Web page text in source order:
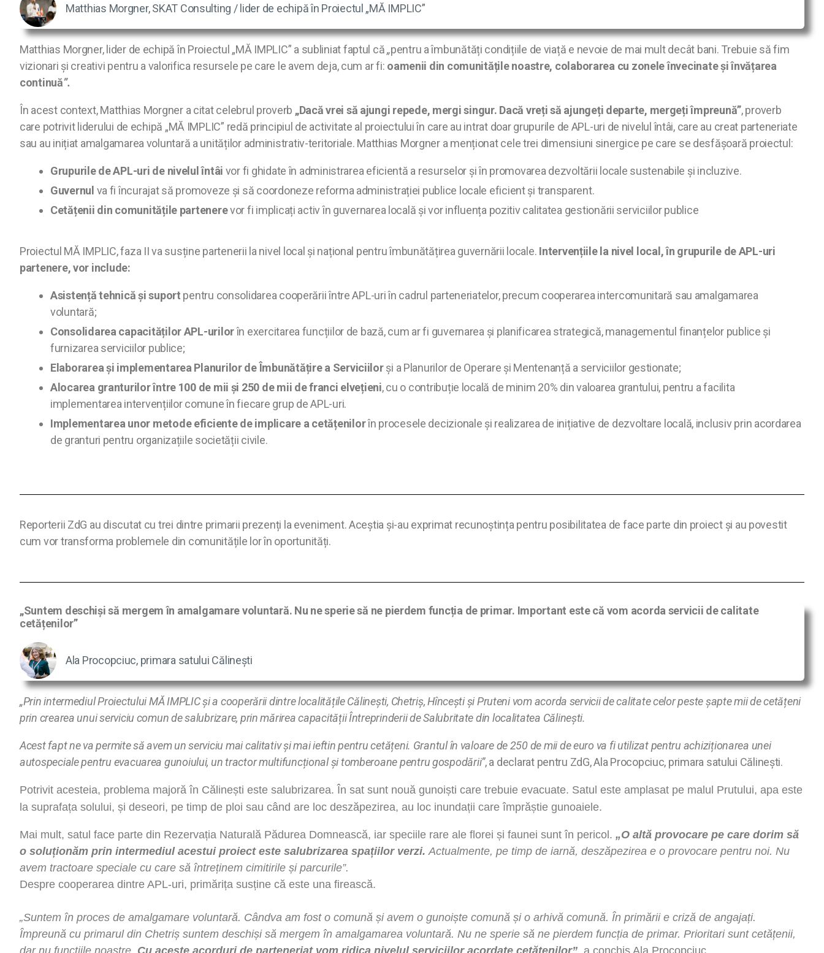
Matthias Morgner, SKAT Consulting / lider de echipă în Proiectul „MĂ IMPLIC”
Matthias Morgner, lider de echipă în Proiectul „MĂ IMPLIC” a subliniat faptul că„pentru a îmbunătăți condițiile de viață e nevoie de mai mult decât bani. Trebuie să fim
vizionari și creativi pentru a valorifica resursele pe care le avem deja, cum ar fi: oamenii din comunitățile noastre, colaborarea cu zonele învecinate și învățarea
continuă”.
În acest context, Matthias Morgner a citat celebrul proverb „Dacă vrei să ajungi repede, mergi singur. Dacă vreți să ajungeți departe, mergeți împreună”, proverb
care potrivit liderului de echipă „MĂ IMPLIC” redă principiul de activitate al proiectului în care au intrat doar grupurile de APL-uri de nivelul întâi, care au creat parteneriate
sau au inițiat amalgamarea voluntară a unităților administrativ-teritoriale. Matthias Morgner a menționat cele trei dimensiuni sinergice pe care se desfășoară proiectul:
Grupurile de APL-uri de nivelul întâi vor fi ghidate în administrarea eficientă a resurselor și în promovarea dezvoltării locale sustenabile și incluzive.
Guvernul va fi încurajat să promoveze și să coordoneze reforma administrației publice locale eficient și transparent.
Cetățenii din comunitățile partenerevor fi implicați activ în guvernarea locală și vor influența pozitiv calitatea gestionării serviciilor publice
Proiectul MĂ IMPLIC, faza II va susține partenerii la nivel local și național pentru îmbunătățirea guvernării locale. Intervențiile la nivel local, în grupurile de APL-uri
partenere, vor include:
Asistență tehnică și suport pentru consolidarea cooperării între APL-uri în cadrul parteneriatelor, precum cooperarea intercomunitară sau amalgamarea
voluntară;
Consolidarea capacităților APL-urilorîn exercitarea funcțiilor de bază, cum ar fi guvernarea și planificarea strategică, managementul finanțelor publice și
furnizarea serviciilor publice;
Elaborarea și implementarea Planurilor de Îmbunătățire a Serviciilorși a Planurilor de Operare și Mentenanță a serviciilor gestionate;
Alocarea granturilor între 100 de mii și 250 de mii de franci elvețieni, cu o contribuție locală de minim 20% din valoarea grantului, pentru a facilita
implementarea intervențiilor comune în fiecare grup de APL-uri.
Implementarea unor metode eficiente de implicare a cetățenilorîn procesele decizionale și realizarea de inițiative de dezvoltare locală, inclusiv prin acordarea
de granturi pentru organizațiile societății civile.
Reporterii ZdG au discutat cu trei dintre primarii prezenți la eveniment. Aceștia și-au exprimat recunoștința pentru posibilitatea de face parte din proiect și au povestit
cum vor transforma problemele din comunitățile lor în oportunități.
„Suntem deschiși să mergem în amalgamare voluntară. Nu ne sperie să ne pierdem funcția de primar. Important este că vom acorda servicii de calitate
cetățenilor”
Ala Procopciuc, primara satului Călinești
„Prin intermediul Proiectului MĂ IMPLIC și a cooperării dintre localitățile Călinești, Chetriș, Hîncești și Pruteni vom acorda servicii de calitate celor peste șapte mii de cetățeni
prin crearea unui serviciu comun de salubrizare, prin mărirea capacității Întreprinderii de Salubritate din localitatea Călinești.
Acest fapt ne va permite să avem un serviciu mai calitativ și mai ieftin pentru cetățeni. Grantul în valoare de 250 de mii de euro va fi utilizat pentru achiziționarea unei
autospeciale pentru evacuarea gunoiului, un tractor multifuncțional și tomberoane pentru gospodării”, a declarat pentru ZdG, Ala Procopciuc, primara satului Călinești.
Potrivit acesteia, problema majoră în Călinești este salubrizarea. În sat sunt nouă gunoiști care trebuie evacuate. Satul este amplasat pe malul Prutului, apa este
la suprafața solului, și deseori, pe timp de ploi sau când are loc deszăpezirea, au loc inundații care împrăștie gunoaiele.
Mai mult, satul face parte din Rezervația Naturală Pădurea Domnească, iar speciile rare ale florei și faunei sunt în pericol. „O altă provocare pe care dorim să
o soluționăm prin intermediul acestui proiect este salubrizarea spațiilor verzi. Actualmente, pe timp de iarnă, deszăpezirea e o provocare pentru noi. Nu
avem tractoare speciale cu care să întreținem cimitirile și parcurile”.
Despre cooperarea dintre APL-uri, primărița susține că este una firească.
„Suntem în proces de amalgamare voluntară. Cândva am fost o comună și avem o gunoiște comună și o arhivă comună. În primării e criză de angajați.
Împreună cu primarul din Chetriș suntem deschiși să mergem în amalgamarea voluntară. Nu ne sperie să ne pierdem funcția de primar. Prioritari sunt cetățenii,
dar nu funcțiile noastre. Cu aceste acorduri de parteneriat vom ridica nivelul serviciilor acordate cetățenilor” , a conchis Ala Procopciuc.